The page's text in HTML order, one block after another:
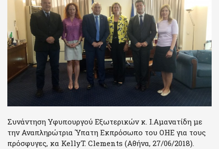
Συνάντηση Υφυπουργού Εξωτερικών κ. Ι.Αμανατίδη με
την Αναπληρώτρια Ύπατη Εκπρόσωπο του ΟΗΕ για τους
πρόσφυγες, κα KellyT. Clements (Αθήνα, 27/06/2018).